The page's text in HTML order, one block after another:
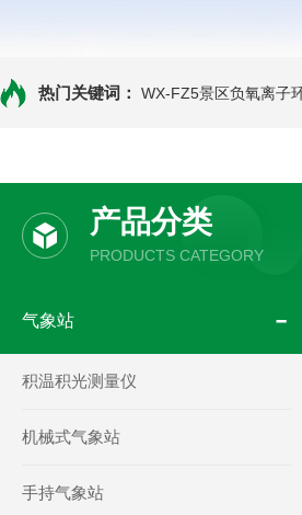
热门关键词： WX-FZ5景区负氧离子
产品分类
PRODUCTS CATEGORY
气象站
积温积光测量仪
机械式气象站
手持气象站